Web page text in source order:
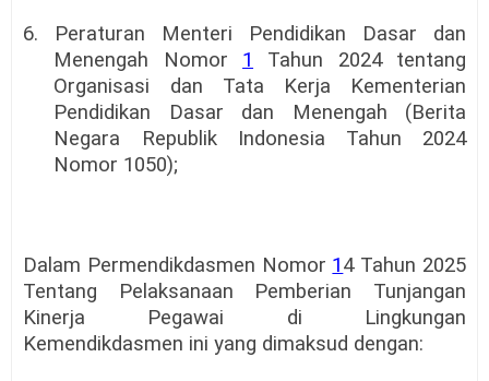
6. Peraturan Menteri Pendidikan Dasar dan
Menengah Nomor 1
Tahun 2024 tentang
Organisasi dan Tata Kerja Kementerian
Pendidikan Dasar dan Menengah (Berita
Negara Republik Indonesia Tahun 2024
Nomor 1050);
Dalam Permendikdasmen Nomor 14 Tahun 2025
Tentang Pelaksanaan Pemberian Tunjangan
Kinerja Pegawai di Lingkungan
Kemendikdasmen ini yang dimaksud dengan: